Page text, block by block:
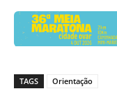
TAGS Orientação